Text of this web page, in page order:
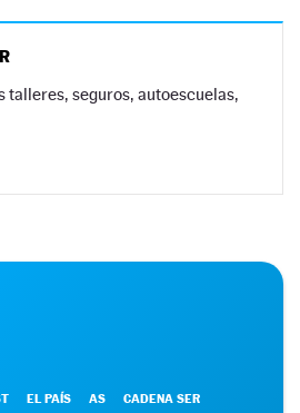
talleres, seguros, autoescuelas,
EL PAÍS AS CADENA SER